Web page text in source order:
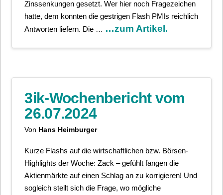
Zinssenkungen gesetzt. Wer hier noch Fragezeichen
hatte, dem konnten die gestrigen Flash PMIs reichlich
Antworten liefern. Die … …zum Artikel.
3ik-Wochenbericht vom
26.07.2024
Von Hans Heimburger
Kurze Flashs auf die wirtschaftlichen bzw. Börsen-
Highlights der Woche: Zack – gefühlt fangen die
Aktienmärkte auf einen Schlag an zu korrigieren! Und
sogleich stellt sich die Frage, wo mögliche